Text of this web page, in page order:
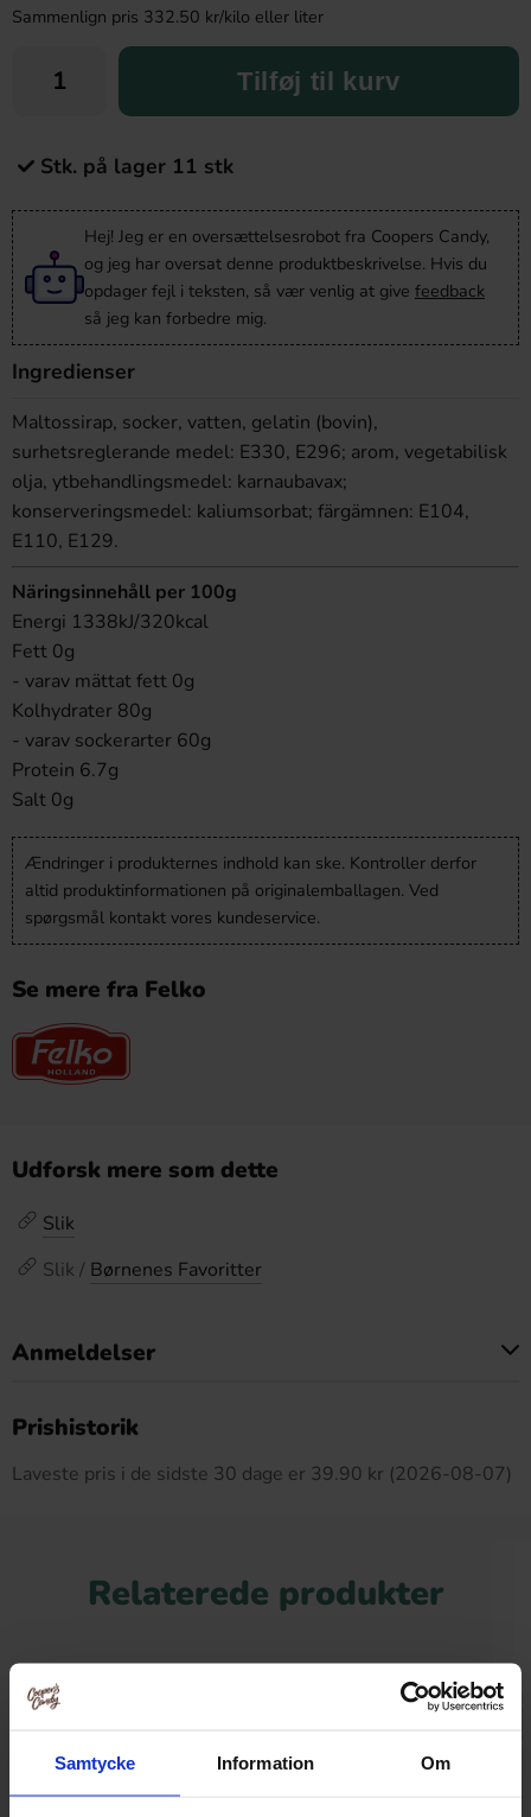
Samtycke Information Om
Sammenlign pris 332.50 kr/kilo eller liter
Tilføj til kurv
Stk. på lager 11 stk
Hej! Jeg er en oversættelsesrobot fra Coopers Candy,
og jeg har oversat denne produktbeskrivelse. Hvis du
opdager fejl i teksten, så vær venlig at give feedback
så jeg kan forbedre mig.
Ingredienser
Maltossirap, socker, vatten, gelatin (bovin),
surhetsreglerande medel: E330, E296; arom, vegetabilisk
olja, ytbehandlingsmedel: karnaubavax;
konserveringsmedel: kaliumsorbat; färgämnen: E104,
E110, E129.
Näringsinnehåll per 100g
Energi 1338kJ/320kcal
Fett 0g
- varav mättat fett 0g
Kolhydrater 80g
- varav sockerarter 60g
Protein 6.7g
Salt 0g
Ændringer i produkternes indhold kan ske. Kontroller derfor
altid produktinformationen på originalemballagen. Ved
spørgsmål kontakt vores kundeservice.
Se mere fra Felko
Udforsk mere som dette
Slik
Slik / Børnenes Favoritter
Anmeldelser
Prishistorik
Laveste pris i de sidste 30 dage er 39.90 kr (2026-08-07)
Relaterede produkter